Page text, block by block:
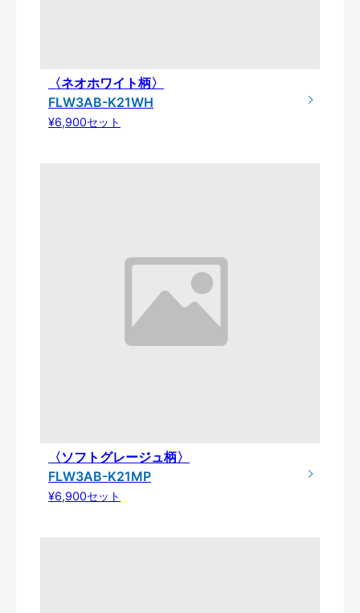
〈ネオホワイト柄〉
FLW3AB-K21WH
¥6,900セット
〈ソフトグレージュ柄〉
FLW3AB-K21MP
¥6,900セット